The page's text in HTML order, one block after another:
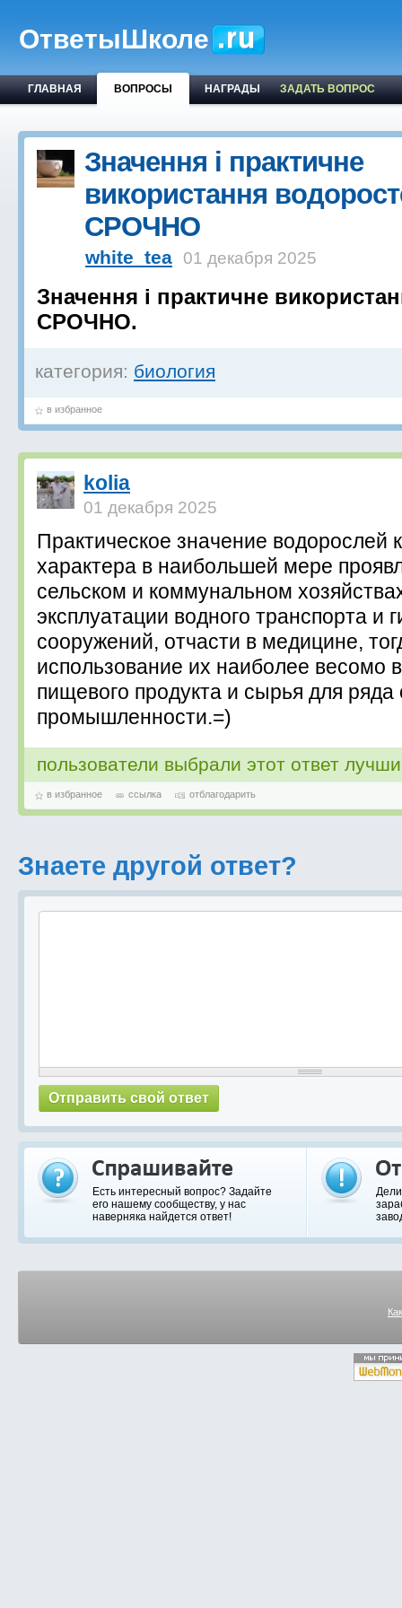
ОтветыШколе
ГЛАВНАЯ ВОПРОСЫ НАГРАДЫ ЗАДАТЬ ВОПРОС
Значення і практичне
використання
СРОЧНО
white_tea 01 декабря 2025
Значення і практичне
СРОЧНО.
категория: биология
в избранное
kolia
01 декабря 2025
Практическое значение водорослей
характера в наибольшей мере
сельском и коммунальном
эксплуатации водного транспорта и
сооружений, отчасти в медицине,
использование их наиболее весомо
пищевого продукта и сырья для ряда
промышленности.=)
пользователи выбрали этот ответ
в избранное ссылка отблагодарить
Знаете другой ответ?
Есть интересный вопрос? Задайте
его нашему сообществу, у нас
наверняка найдется ответ!